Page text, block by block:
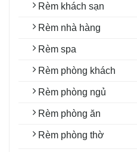
Rèm khách sạn
Rèm nhà hàng
Rèm spa
Rèm phòng khách
Rèm phòng ngủ
Rèm phòng ăn
Rèm phòng thờ